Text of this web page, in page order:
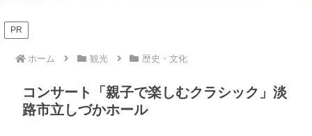
PR
ホーム 観光 歴史・文化
コンサート「親子で楽しむクラシック」淡
路市立しづかホール